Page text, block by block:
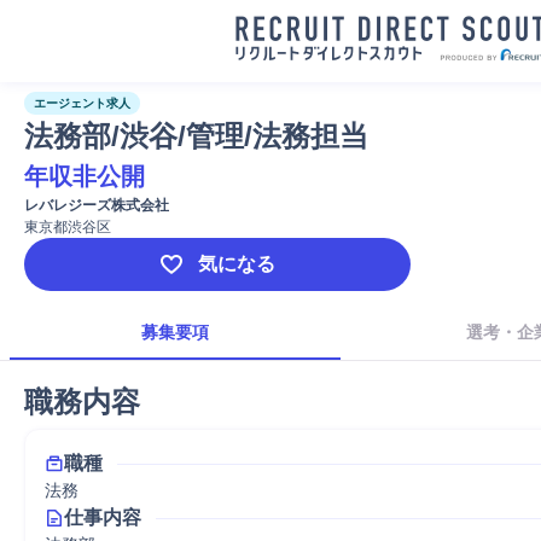
エージェント求人
法務部/渋谷/管理/法務担当
年収非公開
レバレジーズ株式会社
東京都渋谷区
気になる
募集要項 選考・企
職務内容
職種
法務
仕事内容